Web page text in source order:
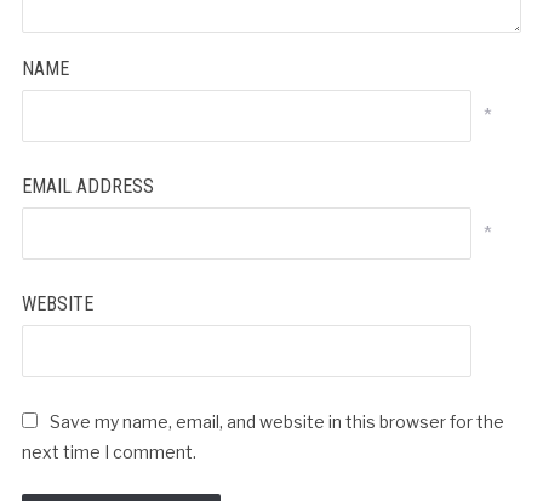
NAME
*
EMAIL ADDRESS
*
WEBSITE
Save my name, email, and website in this browser for the
next time I comment.